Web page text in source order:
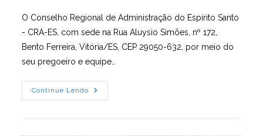
O Conselho Regional de Administração do Espírito Santo
- CRA-ES, com sede na Rua Aluysio Simões, nº 172,
Bento Ferreira, Vitória/ES, CEP 29050-632, por meio do
seu pregoeiro e equipe…
Continue Lendo
Dispensa
Eletrônica: 004/2026